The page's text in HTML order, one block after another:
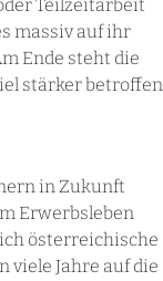
Teilzeitarbeit
massiv auf ihr
Ende steht die
stärker betroffen
in Zukunft
Erwerbsleben
österreichische
viele Jahre auf die